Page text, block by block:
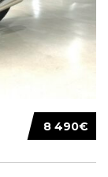
8 490€